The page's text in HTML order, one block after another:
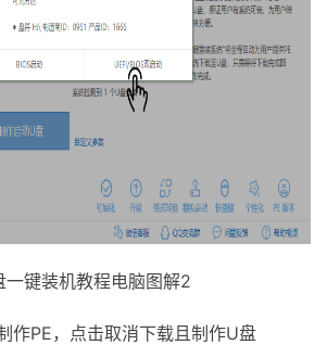
一键装机教程电脑图解2
作PE，点击取消下载且制作U盘